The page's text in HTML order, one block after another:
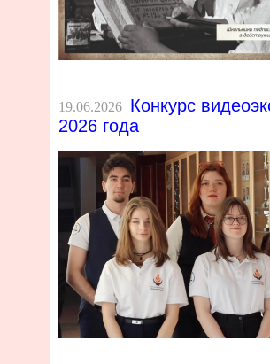
19.06.2026 Конкурс
2026 года